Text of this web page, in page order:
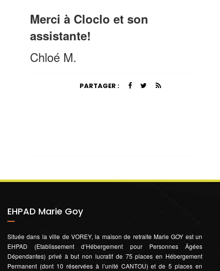
Merci à Cloclo et son
assistante!
Chloé M.
PARTAGER :
EHPAD Marie Goy
Située dans la ville de VOREY, la maison de retraite Marie GOY est un
EHPAD (Etablissement d‘Hébergement pour Personnes Âgées
Dépendantes) privé à but non lucratif de 75 places en Hébergement
Permanent (dont 10 réservées à l’unité CANTOU) et de 5 places en